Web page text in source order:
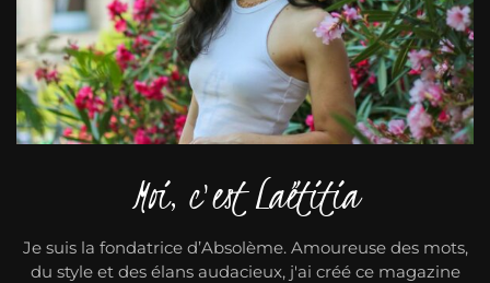
Moi, c'est Laëtitia
Je suis la fondatrice d’Absolème. Amoureuse des mots,
du style et des élans audacieux, j'ai créé ce magazine